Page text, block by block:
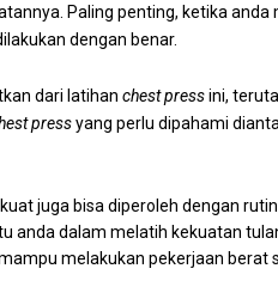
Paling penting, ketika anda
dengan benar.
dari latihan chest pressini,
pressyang perlu dipahami
juga bisa diperoleh dengan
anda dalam melatih kekuatan
melakukan pekerjaan berat